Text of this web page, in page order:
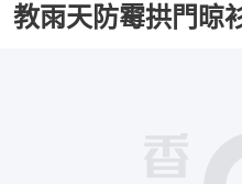
教雨天防霉拱門晾